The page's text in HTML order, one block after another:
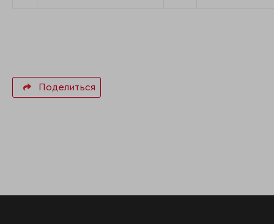
Поделиться